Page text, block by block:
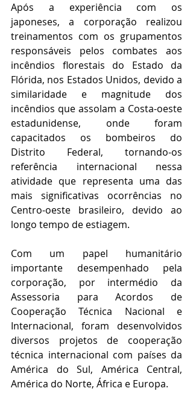
Após a experiência com os
japoneses, a corporação realizou
treinamentos com os grupamentos
responsáveis pelos combates aos
incêndios florestais do Estado da
Flórida, nos Estados Unidos, devido a
similaridade e magnitude dos
incêndios que assolam a Costa-oeste
estadunidense, onde foram
capacitados os bombeiros do
Distrito Federal, tornando-os
referência internacional nessa
atividade que representa uma das
mais significativas ocorrências no
Centro-oeste brasileiro, devido ao
longo tempo de estiagem.
Com um papel humanitário
importante desempenhado pela
corporação, por intermédio da
Assessoria para Acordos de
Cooperação Técnica Nacional e
Internacional, foram desenvolvidos
diversos projetos de cooperação
técnica internacional com países da
América do Sul, América Central,
América do Norte, África e Europa.